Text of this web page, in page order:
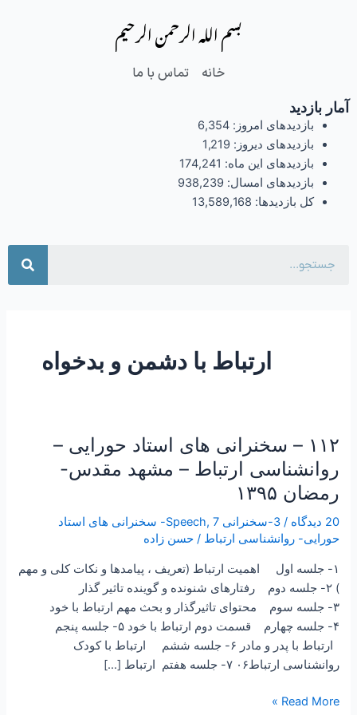
بسم الله الرحمن الرحیم
خانه تماس با ما
آمار بازدید
بازدیدهای امروز: 6,354
بازدیدهای دیروز: 1,219
بازدیدهای این ماه: 174,241
بازدیدهای امسال: 938,239
کل بازدیدها: 13,589,168
ارتباط با دشمن و بدخواه
۱۱۲ – سخنرانی های استاد حورایی –
روانشناسی ارتباط – مشهد مقدس-
رمضان ۱۳۹۵
20 دیدگاه /3-سخنرانی Speech ,
7- سخنرانی های استاد
حورایی- روانشناسی ارتباط /حسن زاده
۱- جلسه اول اهمیت ارتباط (تعریف ، پیامدها و نکات کلی و مهم
) ۲- جلسه دوم رفتارهای شنونده و گوینده تاثیر گذار
۳- جلسه سوم محتوای تاثیرگذار و بحث مهم ارتباط با خود
۴- جلسه چهارم قسمت دوم ارتباط با خود ۵- جلسه پنجم
ارتباط با پدر و مادر ۶- جلسه ششم ارتباط با کودک
روانشناسی ارتباط۰۶ ۷- جلسه هفتم ارتباط […]
۱۱۲
سخنرانی
های
استاد
حورایی
روانشناسی
ارتباط
–
مشهد
مقدس-
رمضان
Read More »